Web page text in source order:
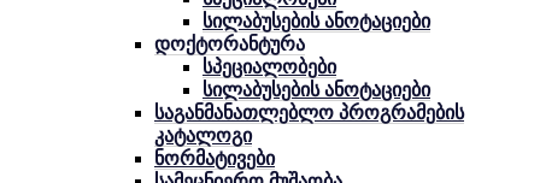
სილაბუსების ანოტაციები
დოქტორანტურა
სპეციალობები
სილაბუსების ანოტაციები
საგანმანათლებლო პროგრამების
კატალოგი
ნორმატივები